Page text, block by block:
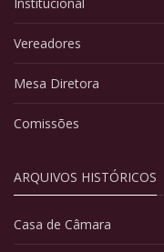
Vereadores
Mesa Diretora
Comissões
ARQUIVOS HISTÓRICOS
Casa de Câmara